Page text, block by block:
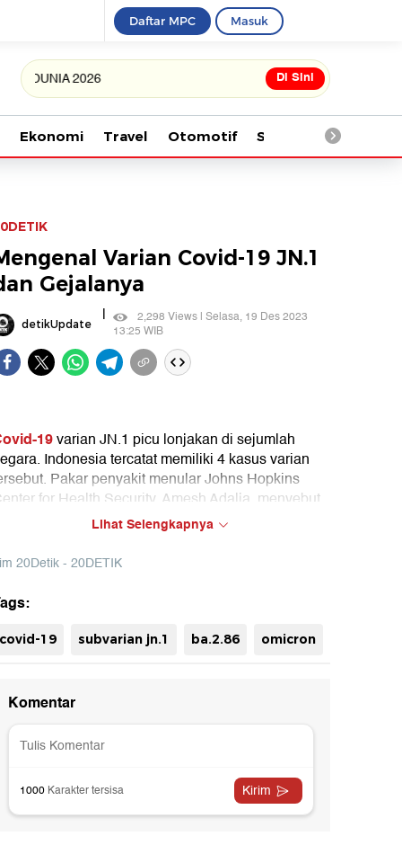
Daftar MPC Masuk
2026 Di Sini
Ekonomi Travel Otomotif Saintek
Varian Covid-19 JN.1
Gejalanya
detikUpdate |
2,298 Views | Selasa, 19 Des 2023
13:25 WIB
19varian JN.1 picu lonjakan di sejumlah
Indonesia tercatat memiliki 4 kasus varian
Pakar penyakit menular Johns Hopkins
for Health Security, Amesh Adalja, menyebut
bahwa JN.1 merupakan turunan varian BA.2.86,
keluarga Omicron. Berikut gejalanya….
Lihat Selengkapnya
20Detik - 20DETIK
covid-19 subvarian jn.1 ba.2.86 omicron